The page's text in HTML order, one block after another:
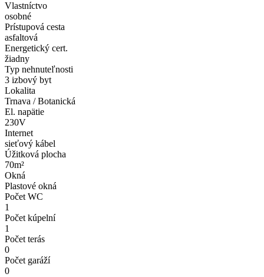
Vlastníctvo
osobné
Prístupová cesta
asfaltová
Energetický cert.
žiadny
Typ nehnuteľnosti
3 izbový byt
Lokalita
Trnava / Botanická
El. napätie
230V
Internet
sieťový kábel
Úžitková plocha
70m²
Okná
Plastové okná
Počet WC
1
Počet kúpelní
1
Počet terás
0
Počet garáží
0